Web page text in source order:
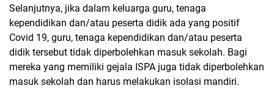
Selanjutnya, jika dalam keluarga guru, tenaga
kependidikan dan/atau peserta didik ada yang positif
Covid 19, guru, tenaga kependidikan dan/atau peserta
didik tersebut tidak diperbolehkan masuk sekolah. Bagi
mereka yang memiliki gejala ISPA juga tidak diperbolehkan
masuk sekolah dan harus melakukan isolasi mandiri.